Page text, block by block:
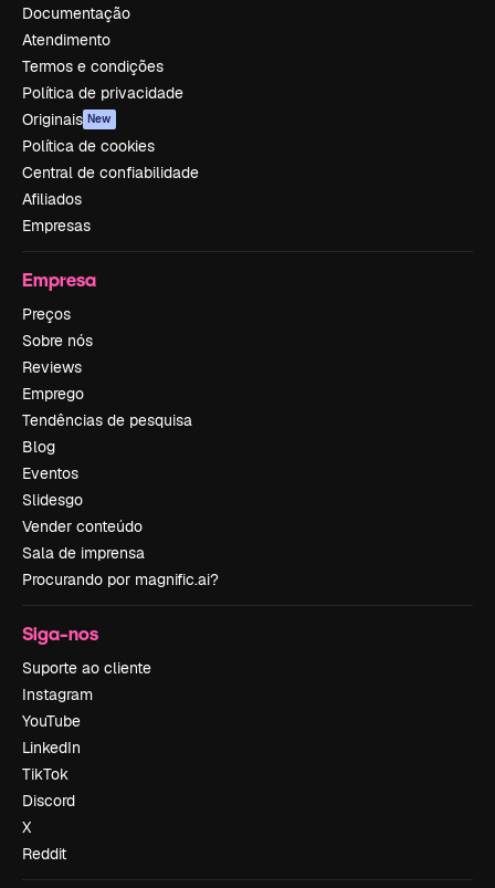
Documentação
Atendimento
Termos e condições
Política de privacidade
Originais New
Política de cookies
Central de confiabilidade
Afiliados
Empresas
Empresa
Preços
Sobre nós
Reviews
Emprego
Tendências de pesquisa
Blog
Eventos
Slidesgo
Vender conteúdo
Sala de imprensa
Procurando por magnific.ai?
Siga-nos
Suporte ao cliente
Instagram
YouTube
LinkedIn
TikTok
Discord
X
Reddit